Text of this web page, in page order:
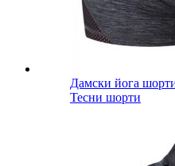
Дамски йога
Тесни шорти